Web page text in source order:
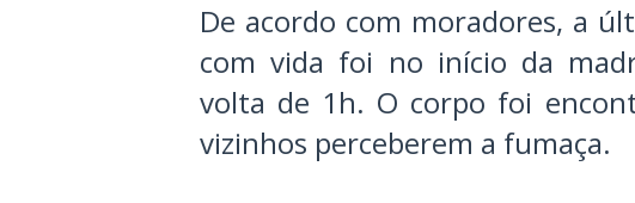
De acordo com moradores, a
com vida foi no início da
volta de 1h. O corpo foi
vizinhos perceberem a fumaça.